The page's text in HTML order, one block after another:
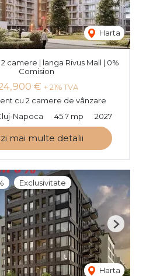
Harta
camere | langa Rivus Mall | 0%
Comision
€ + 21% TVA
cu 2 camere de vânzare
Napoca
45.7 mp 2027
mai multe detalii
Exclusivitate
Harta
Next